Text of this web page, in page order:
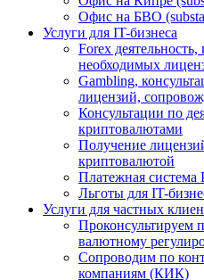
Офис на БВО
Услуги для IT-бизнеса
Forex
необходимых
Gambling,
лицензий,
Консультации по
криптовалютами
Получение
криптовалютой
Платежная система
Льготы для IT-
Услуги для частных
Проконсультируем
валютному
Сопроводим по
компаниям (КИК)